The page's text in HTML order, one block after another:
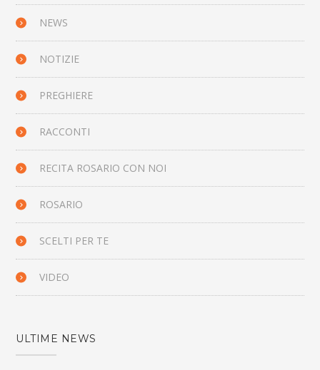
NEWS
NOTIZIE
PREGHIERE
RACCONTI
RECITA ROSARIO CON NOI
ROSARIO
SCELTI PER TE
VIDEO
ULTIME NEWS